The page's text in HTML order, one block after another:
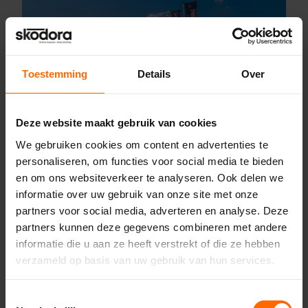
Toestemming Details Over
Deze website maakt gebruik van cookies
We gebruiken cookies om content en advertenties te
personaliseren, om functies voor social media te bieden
en om ons websiteverkeer te analyseren. Ook delen we
informatie over uw gebruik van onze site met onze
partners voor social media, adverteren en analyse. Deze
partners kunnen deze gegevens combineren met andere
informatie die u aan ze heeft verstrekt of die ze hebben
verzameld op basis van uw gebruik van hun services.
Pick-up point
Roden – Bouwcenter Concordia
Ceintuurbaan Noord 135,
9301 NT Roden
0513335000
roden@skodora.nl
Selecteren als mijn vestiging
Bekijk vestiging info